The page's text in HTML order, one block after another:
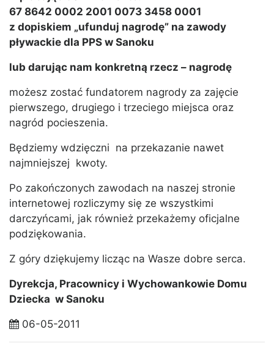
67 8642 0002 2001 0073 3458 0001
z dopiskiem „ufunduj nagrodę” na zawody
pływackie dla PPS w Sanoku
lub darując nam konkretną rzecz – nagrodę
możesz zostać fundatorem nagrody za zajęcie
pierwszego, drugiego i trzeciego miejsca oraz
nagród pocieszenia.
Będziemy wdzięczni na przekazanie nawet
najmniejszej kwoty.
Po zakończonych zawodach na naszej stronie
internetowej rozliczymy się ze wszystkimi
darczyńcami, jak również przekażemy oficjalne
podziękowania.
Z góry dziękujemy licząc na Wasze dobre serca.
Dyrekcja, Pracownicy i Wychowankowie Domu
Dziecka w Sanoku
06-05-2011